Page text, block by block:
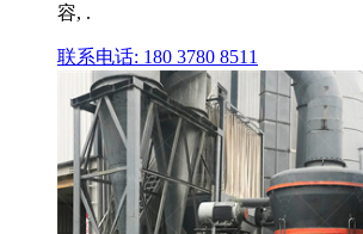
容, .
联系电话: 180 3780 8511